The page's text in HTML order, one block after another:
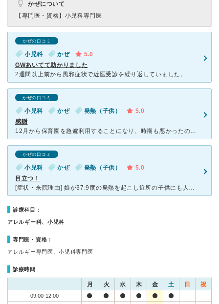
かぜについて
【専門医・資格】 小児科専門医
かぜの口コミ
小児科 かぜ
5.0
GWあいてて助かりました
2週間以上前から風邪症状で近医受診を繰り返していました。 咳と痰だけがなかなか治らず不安に思っていたある朝、発熱。世間はGW10連休の真っ只中。救急に行くほどの熱ではないけれど、長引く咳と痰もあり肺
かぜの口コミ
小児科 かぜ 発熱（子供）
5.0
感謝
12月から保育園を急遽利用することになり、時期も悪かったのか何度も風邪をもらい、自宅から近かったので去年の年末は何度もこちらの小児科に通いました。受診の際には、先生は血液検査をしてくれて説明も丁寧にし
かぜの口コミ
小児科 かぜ 発熱（子供）
5.0
目立つ！
[症状・来院理由] 娘が37.9度の発熱を起こし近所の子供にも人気があるくす小児科さんに初めての診察に来院させて頂きました。 今は当分行っていませんが初めて行った当時は真っ黄色の明るすぎる建物です
診療科目：
アレルギー科、小児科
専門医・資格：
アレルギー専門医、小児科専門医
診療時間
月 火 水 木 金 土 日 祝
09:00-12:00